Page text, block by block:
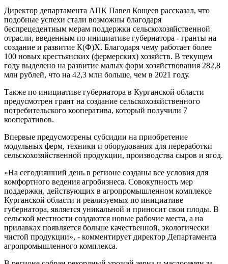
Директор департамента АПК Павел Кощеев рассказал, что
подобные успехи стали возможны благодаря
беспрецедентным мерам поддержки сельскохозяйственной
отрасли, введенным по инициативе губернатора - гранты на
создание и развитие К(Ф)Х. Благодаря чему работает более
100 новых крестьянских (фермерских) хозяйств. В текущем
году выделено на развитие малых форм хозяйствования 282,8
млн рублей, что на 42,3 млн больше, чем в 2021 году.
Также по инициативе губернатора в Курганской области
предусмотрен грант на создание сельскохозяйственного
потребительского кооператива, который получили 7
кооперативов.
Впервые предусмотрены субсидии на приобретение
модульных ферм, техники и оборудования для переработки
сельскохозяйственной продукции, производства сыров и ягод.
«На сегодняшний день в регионе созданы все условия для
комфортного ведения агробизнеса. Совокупность мер
поддержки, действующих в агропромышленном комплексе
Курганской области и реализуемых по инициативе
губернатора, является уникальной и приносит свои плоды. В
сельской местности создаются новые рабочие места, а на
прилавках появляется больше качественной, экологически
чистой продукции», - комментирует директор Департамента
агропромышленного комплекса.